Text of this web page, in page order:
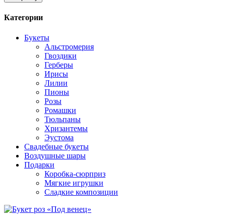
Категории
Букеты
Альстромерия
Гвоздики
Герберы
Ирисы
Лилии
Пионы
Розы
Ромашки
Тюльпаны
Хризантемы
Эустома
Свадебные букеты
Воздушные шары
Подарки
Коробка-сюрприз
Мягкие игрушки
Сладкие композиции